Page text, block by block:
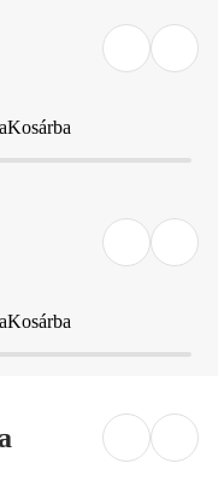
Kosárba
Kosárba